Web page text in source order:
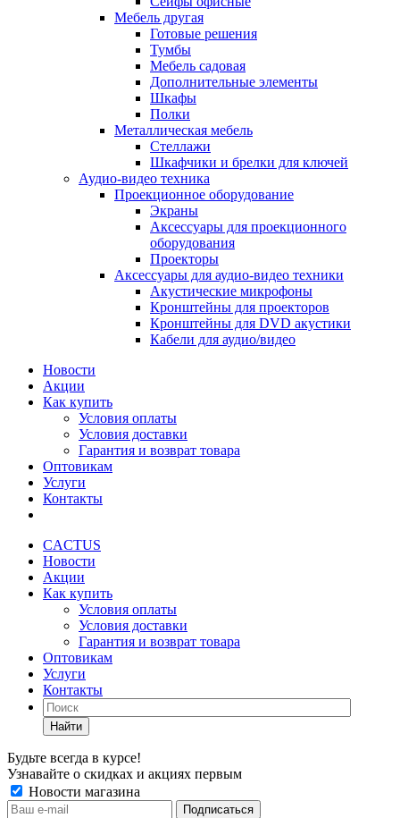
Мебель другая
Готовые решения
Тумбы
Мебель садовая
Дополнительные элементы
Шкафы
Полки
Металлическая мебель
Стеллажи
Шкафчики и брелки для ключей
Аудио-видео техника
Проекционное оборудование
Экраны
Аксессуары для проекционного
оборудования
Проекторы
Аксессуары для аудио-видео техники
Акустические микрофоны
Кронштейны для проекторов
Кронштейны для DVD акустики
Кабели для аудио/видео
Новости
Акции
Как купить
Условия оплаты
Условия доставки
Гарантия и возврат товара
Оптовикам
Услуги
Контакты
CACTUS
Новости
Акции
Как купить
Условия оплаты
Условия доставки
Гарантия и возврат товара
Оптовикам
Услуги
Контакты
Найти
Будьте всегда в курсе!
Узнавайте о скидках и акциях первым
Новости магазина